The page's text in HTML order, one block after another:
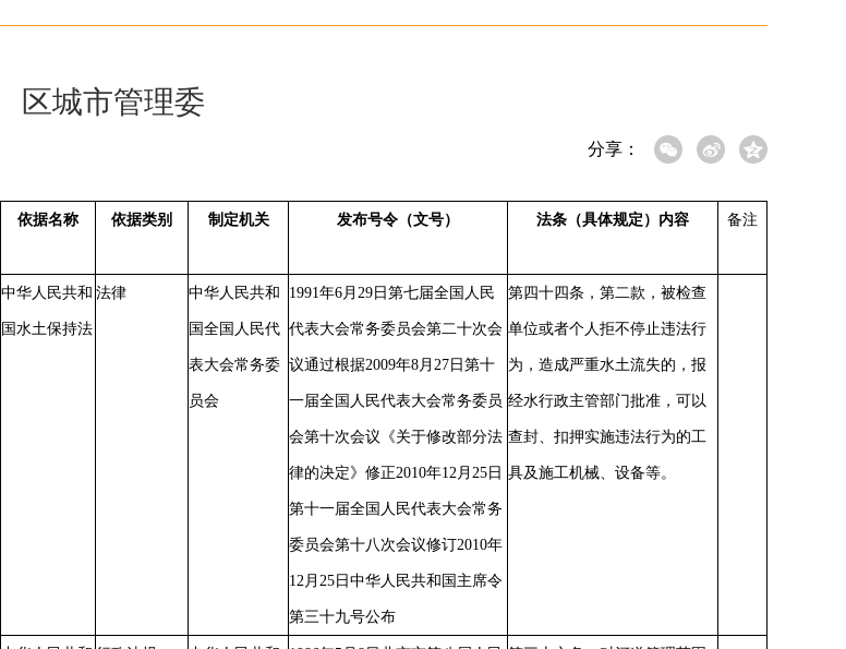
区城市管理委
分享：
依据名称 依据类别 制定机关 发布号令（文号） 法条（具体规定）内容 备注
中华人民共和
国水土保持法
法律 中华人民共和
国全国人民代
表大会常务委
员会
1991年6月29日第七届全国人民
代表大会常务委员会第二十次会
议通过根据2009年8月27日第十
一届全国人民代表大会常务委员
会第十次会议《关于修改部分法
律的决定》修正2010年12月25日
第十一届全国人民代表大会常务
委员会第十八次会议修订2010年
12月25日中华人民共和国主席令
第三十九号公布
第四十四条，第二款，被检查
单位或者个人拒不停止违法行
为，造成严重水土流失的，报
经水行政主管部门批准，可以
查封、扣押实施违法行为的工
具及施工机械、设备等。